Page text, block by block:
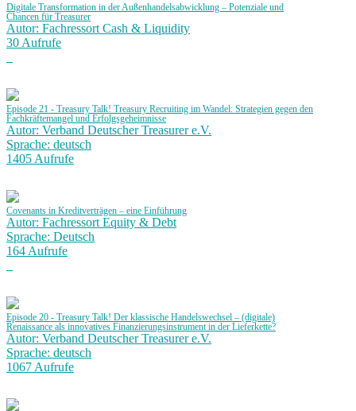
Digitale Transformation in der Außenhandelsabwicklung – Potenziale und
Chancen für Treasurer
Autor: Fachressort Cash & Liquidity
30 Aufrufe
Episode 21 - Treasury Talk! Treasury Recruiting im Wandel: Strategien gegen den
Fachkräftemangel und Erfolgsgeheimnisse
Autor: Verband Deutscher Treasurer e.V.
Sprache: deutsch
1405 Aufrufe
Covenants in Kreditverträgen – eine Einführung
Autor: Fachressort Equity & Debt
Sprache: Deutsch
164 Aufrufe
Episode 20 - Treasury Talk! Der klassische Handelswechsel – (digitale)
Renaissance als innovatives Finanzierungsinstrument in der Lieferkette?
Autor: Verband Deutscher Treasurer e.V.
Sprache: deutsch
1067 Aufrufe